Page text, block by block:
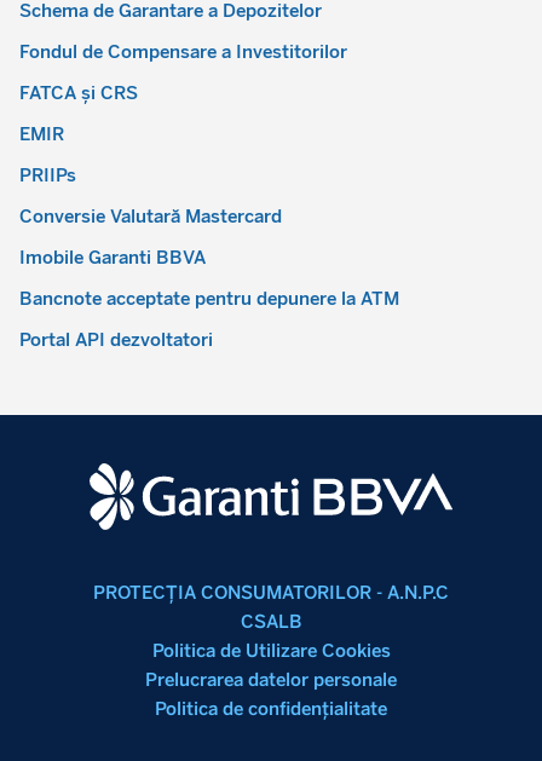
Schema de Garantare a Depozitelor
Fondul de Compensare a Investitorilor
FATCA și CRS
EMIR
PRIIPs
Conversie Valutară Mastercard
Imobile Garanti BBVA
Bancnote acceptate pentru depunere la ATM
Portal API dezvoltatori
PROTECŢIA CONSUMATORILOR - A.N.P.C
CSALB
Politica de Utilizare Cookies
Prelucrarea datelor personale
Politica de confidenţialitate